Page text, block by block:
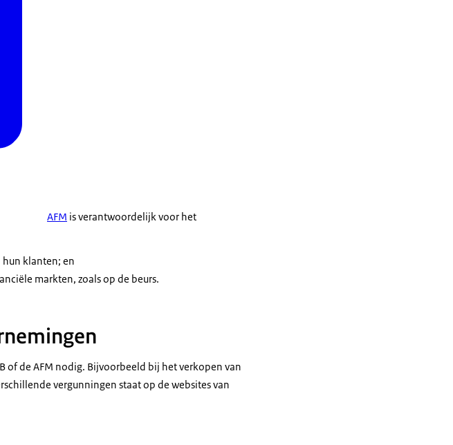
AFM is verantwoordelijk voor het
klanten; en
markten, zoals op de beurs.
of de AFM nodig. Bijvoorbeeld bij het verkopen van
vergunningen staat op de websites van